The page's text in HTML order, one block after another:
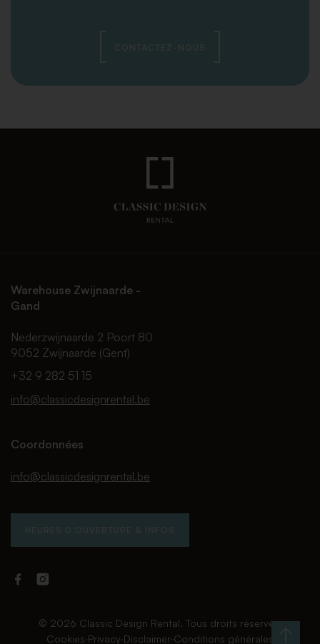
CONTACTEZ-NOUS
Warehouse Zwijnaarde -
Gand
Nederzwijnaarde 2 Poort 80
9052 Zwijnaarde (Gent)
+32 9 282 51 15
info@classicdesignrental.be
Coordonnées
info@classicdesignrental.be
HEURES D'OUVERTURE & INFOS
Facebook
Rental
Instagram
Rental
© 2026 Classic Design Rental. Tous droits réservés.
Cookies∙Privacy∙Disclaimer∙Conditions générales